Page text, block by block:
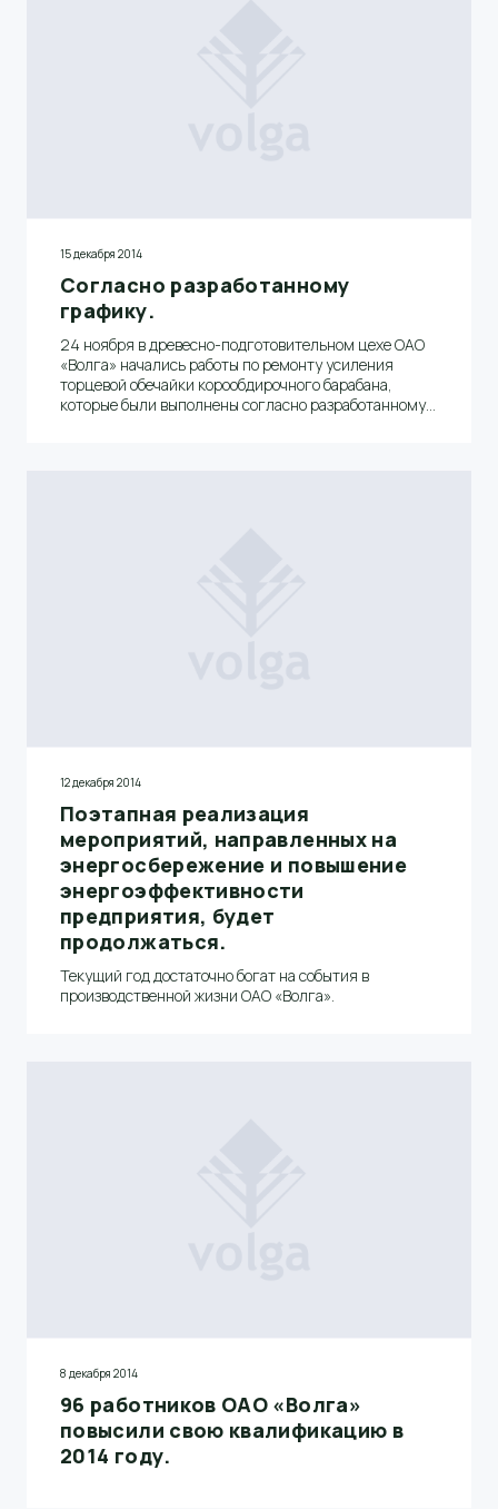
15 декабря 2014
Согласно разработанному
графику.
24 ноября в древесно-подготовительном цехе ОАО
«Волга» начались работы по ремонту усиления
торцевой обечайки корообдирочного барабана,
которые были выполнены согласно разработанному
12 декабря 2014
Поэтапная реализация
мероприятий, направленных на
энергосбережение и повышение
энергоэффективности
предприятия, будет
продолжаться.
Текущий год достаточно богат на события в
производственной жизни ОАО «Волга».
8 декабря 2014
96 работников ОАО «Волга»
повысили свою квалификацию в
2014 году.